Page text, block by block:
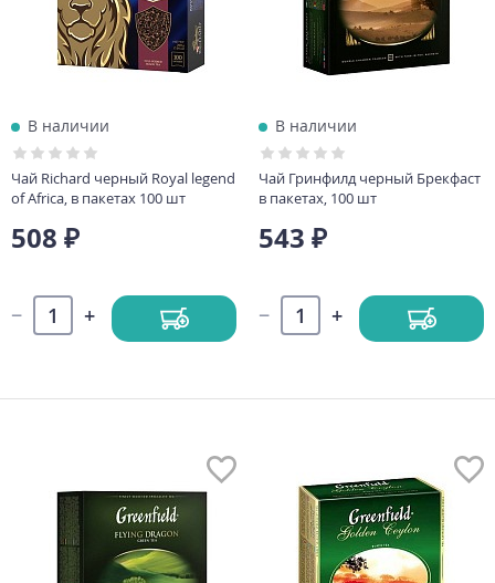
В наличии
Чай Richard черный Royal legend
of Africa, в пакетах 100 шт
508 ₽
В наличии
Чай Гринфилд черный Брекфаст
в пакетах, 100 шт
543 ₽